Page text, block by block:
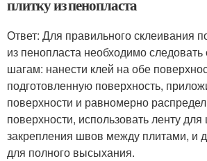
плитку из пенопласта
Ответ: Для правильного склеивания
из пенопласта необходимо
шагам: нанести клей на обе
подготовленную поверхность,
поверхности и равномерно
поверхности, использовать ленту
закрепления швов между плитами, и
для полного высыхания.